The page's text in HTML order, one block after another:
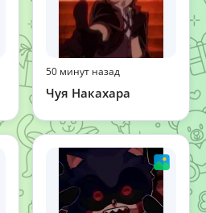
50 минут назад
Чуя Накахара